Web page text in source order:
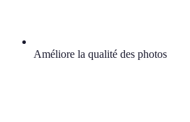
Améliore la qualité des photos